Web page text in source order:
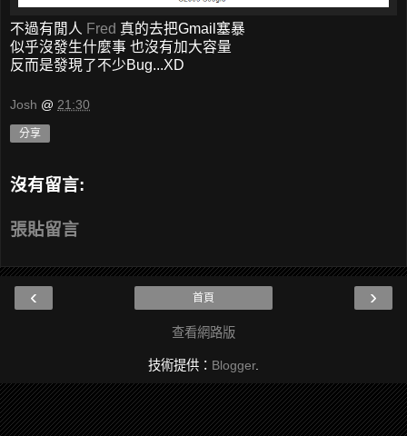
不過有閒人 Fred 真的去把Gmail塞暴
似乎沒發生什麼事 也沒有加大容量
反而是發現了不少Bug...XD
Josh @ 21:30
分享
沒有留言:
張貼留言
‹ ›
首頁
查看網路版
技術提供： Blogger.